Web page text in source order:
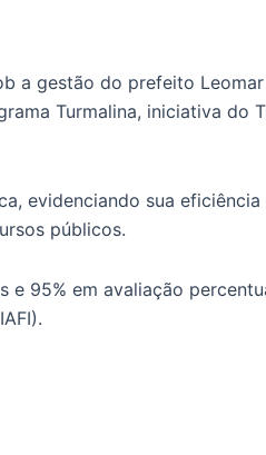
a gestão do prefeito Leomar
Turmalina, iniciativa do
evidenciando sua
públicos.
95% em avaliação